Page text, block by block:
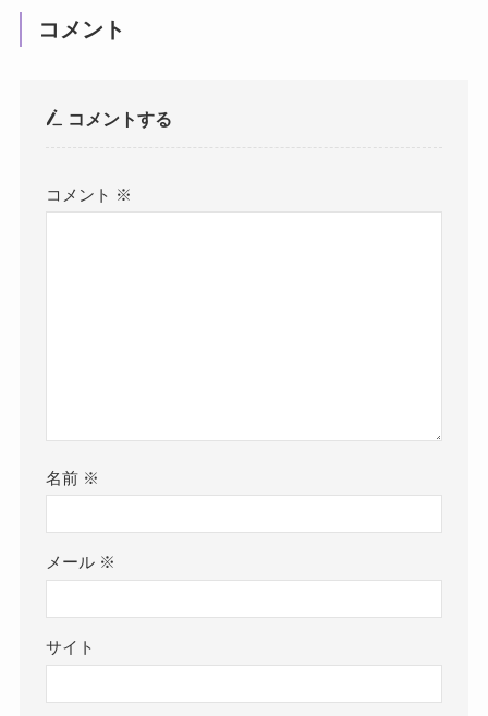
コメント
コメントする
コメント ※
名前 ※
メール ※
サイト